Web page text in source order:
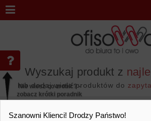
Wyszukaj produkt z
lub dodaj wiele produktów do
Nie wiesz co zrobić? -
zobacz krótki poradnik
Szanowni Klienci! Drodzy Państwo!